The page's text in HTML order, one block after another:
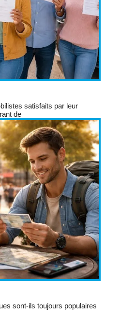
satisfaits par leur
de
sont-ils toujours populaires